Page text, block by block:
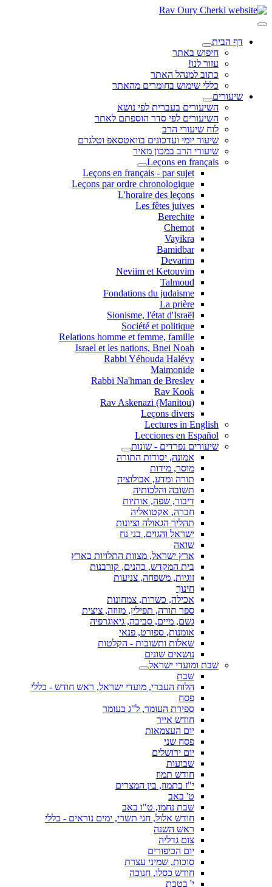
דף הבית
חיפוש באתר
עזור לנו!
כתוב למנהל האתר
כללי שימוש בחומרים מהאתר
שיעורים
השיעורים בעברית לפי נושא
השיעורים לפי סדר הוספתם לאתר
לוח שיעורי הרב
שיעור יומי ועדכונים בוואטסאפ וטלגרם
שיעורי הרב במכון מאיר
Leçons en français
Leçons en français - par sujet
Leçons par ordre chronologique
L'horaire des leçons
Les fêtes juives
Berechite
Chemot
Vayikra
Bamidbar
Devarim
Neviim et Ketouvim
Talmoud
Fondations du judaisme
La prière
Sionisme, l'état d'Israël
Société et politique
Relations homme et femme, famille
Israel et les nations, Bnei Noah
Rabbi Yéhouda Halévy
Maimonide
Rabbi Na'hman de Breslev
Rav Kook
(Rav Askenazi (Manitou
Leçons divers
Lectures in English
Lecciones en Español
שיעורים נפרדים - שונות
אמונה, יסודות התורה
מוסר, מידות
תורה ומדע, אבולוציה
תשובה והלכותיה
דיבור, שפה, אותיות
חברה, אקטואליה
תהליך הגאולה וציונות
ישראל והגוים, בני נח
שואה
ארץ ישראל, מצוות התלויות בארץ
בית המקדש, כהנים, קורבנות
זוגיות, משפחה, צניעות
חינוך
אכילה, כשרות, צמחונות
ספר תורה, תפילין, מזוזה, ציצית
גשם, מיים, סביבה, גיאוגרפיה
אומנות, ספורט, פנאי
שאלות ותשובות - הקלטות
נושאים שונים
שבת ומועדי ישראל
שבת
הלוח העברי, מועדי ישראל, ראש חודש - כללי
פסח
ספירת העומר, ל"ג בעומר
חודש אייר
יום העצמאות
פסח שני
יום ירושלים
שבועות
חודש תמוז
י"ז בתמוז, בין המצרים
ט' באב
שבת נחמו, ט"ו באב
חודש אלול, חגי תשרי, ימים נוראים - כללי
ראש השנה
צום גדליה
יום הכיפורים
סוכות, שמיני עצרת
חודש כסלו, חנוכה
י' בטבת